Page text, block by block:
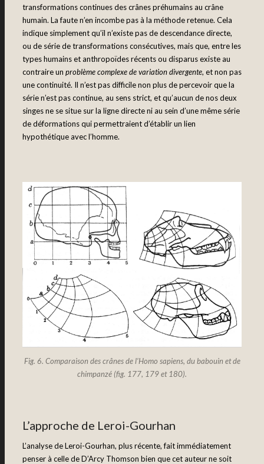
transformations continues des crânes préhumains au crâne
humain. La faute n’en incombe pas à la méthode retenue. Cela
indique simplement qu’il n’existe pas de descendance directe,
ou de série de transformations consécutives, mais que, entre les
types humains et anthropoïdes récents ou disparus existe au
contraire un problème complexe de variation divergente, et non pas
une continuité. Il n’est pas difficile non plus de percevoir que la
série n’est pas continue, au sens strict, et qu’aucun de nos deux
singes ne se situe sur la ligne directe ni au sein d’une même série
de déformations qui permettraient d’établir un lien
hypothétique avec l’homme.
Fig. 6. Comparaison des crânes de l’Homo sapiens, du babouin et de
chimpanzé (fig. 177, 179 et 180).
L’approche de Leroi-Gourhan
L’analyse de Leroi-Gourhan, plus récente, fait immédiatement
penser à celle de D’Arcy Thomson bien que cet auteur ne soit